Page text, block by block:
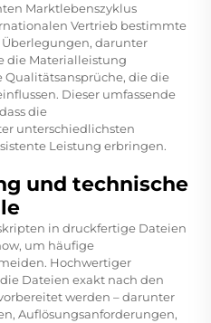
Marktlebenszyklus
Vertrieb bestimmte
darunter
die Materialleistung
Qualitätsansprüche, die die
Dieser umfassende
die
unterschiedlichsten
Leistung erbringen.
und technische
in druckfertige Dateien
um häufige
Hochwertiger
Dateien exakt nach den
werden – darunter
Auflösungsanforderungen,